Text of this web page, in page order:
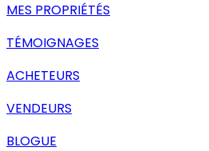
MES PROPRIÉTÉS
TÉMOIGNAGES
ACHETEURS
VENDEURS
BLOGUE